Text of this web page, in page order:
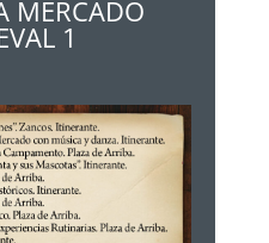
MERCADO
1